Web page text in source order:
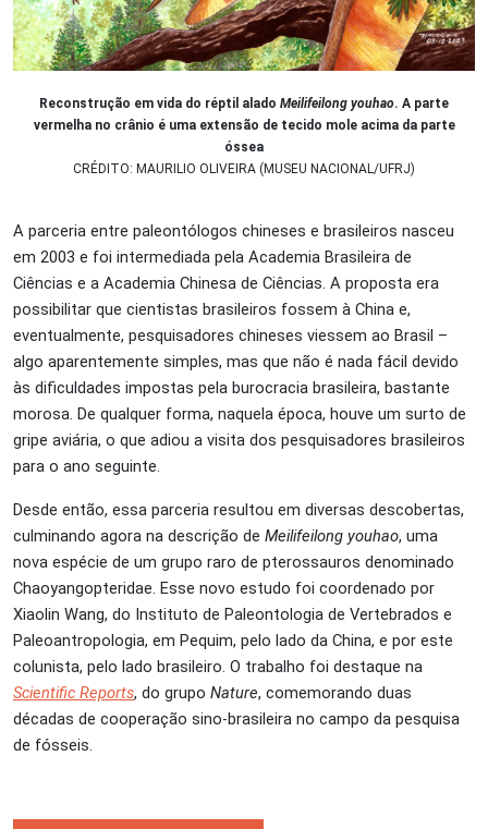
Reconstrução em vida do réptil alado Meilifeilong youhao. A parte
vermelha no crânio é uma extensão de tecido mole acima da parte
óssea
CRÉDITO: MAURILIO OLIVEIRA (MUSEU NACIONAL/UFRJ)
A parceria entre paleontólogos chineses e brasileiros nasceu
em 2003 e foi intermediada pela Academia Brasileira de
Ciências e a Academia Chinesa de Ciências. A proposta era
possibilitar que cientistas brasileiros fossem à China e,
eventualmente, pesquisadores chineses viessem ao Brasil –
algo aparentemente simples, mas que não é nada fácil devido
às dificuldades impostas pela burocracia brasileira, bastante
morosa. De qualquer forma, naquela época, houve um surto de
gripe aviária, o que adiou a visita dos pesquisadores brasileiros
para o ano seguinte.
Desde então, essa parceria resultou em diversas descobertas,
culminando agora na descrição de Meilifeilong youhao, uma
nova espécie de um grupo raro de pterossauros denominado
Chaoyangopteridae. Esse novo estudo foi coordenado por
Xiaolin Wang, do Instituto de Paleontologia de Vertebrados e
Paleoantropologia, em Pequim, pelo lado da China, e por este
colunista, pelo lado brasileiro. O trabalho foi destaque na
Scientific Reports, do grupo Nature, comemorando duas
décadas de cooperação sino-brasileira no campo da pesquisa
de fósseis.